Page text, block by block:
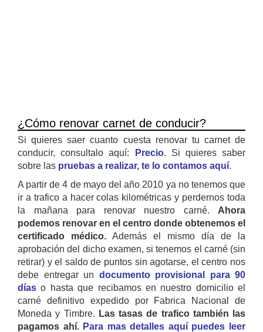
¿Cómo renovar carnet de conducir?
Si quieres saer cuanto cuesta renovar tu carnet de
conducir, consultalo aquí:
Precio. Si quieres saber
sobre las pruebas a realizar, te lo contamos aquí.
A partir de 4 de mayo del año 2010 ya no tenemos que
ir a trafico a hacer colas kilométricas y perdernos toda
la mañana para renovar nuestro carné. Ahora
podemos renovar en el centro donde obtenemos el
certificado médico. Además el mismo día de la
aprobación del dicho examen, si tenemos el carné (sin
retirar) y el saldo de puntos sin agotarse, el centro nos
debe entregar un documento provisional para 90
días o hasta que recibamos en nuestro domicilio el
carné definitivo expedido por Fabrica Nacional de
Moneda y Timbre. Las tasas de trafico también las
pagamos ahí. Para mas detalles aquí puedes leer